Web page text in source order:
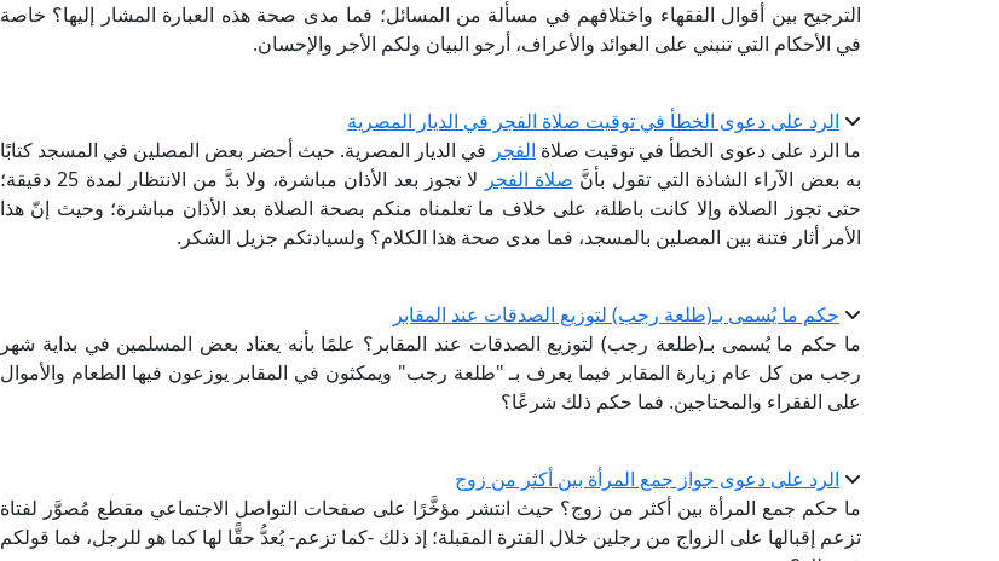
الترجيح بين أقوال الفقهاء واختلافهم في مسألة من المسائل؛ فما مدى صحة هذه العبارة المشار إليها؟ خاصة
في الأحكام التي تنبني على العوائد والأعراف، أرجو البيان ولكم الأجر والإحسان.
الرد على دعوى الخطأ في توقيت صلاة الفجر في الديار المصرية
ما الرد على دعوى الخطأ في توقيت صلاة الفجر في الديار المصرية. حيث أحضر بعض المصلين في المسجد كتابًا
به بعض الآراء الشاذة التي تقول بأنَّ صلاة الفجر
لا تجوز بعد الأذان مباشرة، ولا بدَّ من الانتظار لمدة 25 دقيقة؛
حتى تجوز الصلاة وإلا كانت باطلة، على خلاف ما تعلمناه منكم بصحة الصلاة بعد الأذان مباشرة؛ وحيث إنّ هذا
الأمر أثار فتنة بين المصلين بالمسجد، فما مدى صحة هذا الكلام؟ ولسيادتكم جزيل الشكر.
حكم ما يُسمى بـ(طلعة رجب) لتوزيع الصدقات عند المقابر
ما حكم ما يُسمى بـ(طلعة رجب) لتوزيع الصدقات عند المقابر؟ علمًا بأنه يعتاد بعض المسلمين في بداية شهر
رجب من كل عام زيارة المقابر فيما يعرف بـ "طلعة رجب" ويمكثون في المقابر يوزعون فيها الطعام والأموال
على الفقراء والمحتاجين. فما حكم ذلك شرعًا؟
الرد على دعوى جواز جمع المرأة بين أكثر من زوج
ما حكم جمع المرأة بين أكثر من زوج؟ حيث انتشر مؤخَّرًا على صفحات التواصل الاجتماعي مقطع مُصوَّر لفتاة
تزعم إقبالها على الزواج من رجلين خلال الفترة المقبلة؛ إذ ذلك -كما تزعم- يُعدُّ حقًّا لها كما هو للرجل، فما قولكم